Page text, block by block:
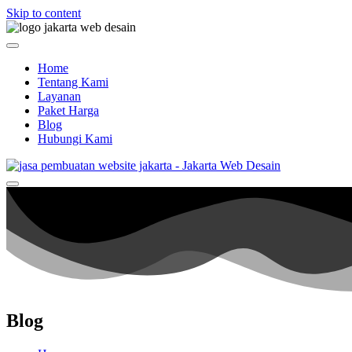
Skip to content
Home
Tentang Kami
Layanan
Paket Harga
Blog
Hubungi Kami
Blog